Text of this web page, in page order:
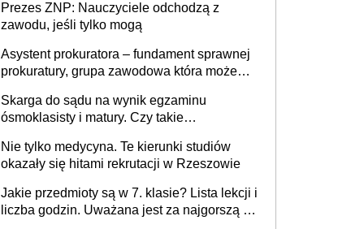
wydatek sięgający ponad 1 tys. zł
Prezes ZNP: Nauczyciele odchodzą z
zawodu, jeśli tylko mogą
Asystent prokuratora – fundament sprawnej
prokuratury, grupa zawodowa która może
Skarga do sądu na wynik egzaminu
ósmoklasisty i matury. Czy takie
Nie tylko medycyna. Te kierunki studiów
okazały się hitami rekrutacji w Rzeszowie
Jakie przedmioty są w 7. klasie? Lista lekcji i
liczba godzin. Uważana jest za najgorszą -